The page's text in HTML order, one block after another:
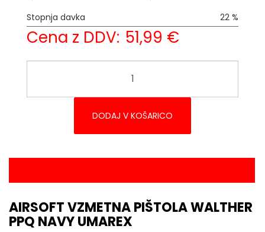
Stopnja davka
22 %
Cena z DDV: 51,99 €
DODAJ V KOŠARICO
AIRSOFT VZMETNA PIŠTOLA WALTHER
PPQ NAVY UMAREX